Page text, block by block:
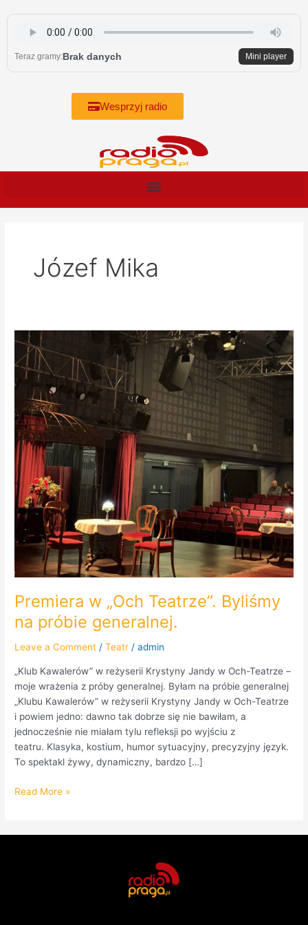
content
Teraz gramy:Brak danych Mini player
Wesprzyj radio
Józef Mika
Premiera w „Och Teatrze”. Byliśmy
na próbie generalnej.
Leave a Comment /Teatr /admin
„Klub Kawalerów” w reżyserii Krystyny Jandy w Och-Teatrze –
moje wrażenia z próby generalnej. Byłam na próbie generalnej
„Klubu Kawalerów” w reżyserii Krystyny Jandy w Och-Teatrze
i powiem jedno: dawno tak dobrze się nie bawiłam, a
jednocześnie nie miałam tylu refleksji po wyjściu z
teatru. Klasyka, kostium, humor sytuacyjny, precyzyjny język.
To spektakl żywy, dynamiczny, bardzo […]
Premiera
„Och
Teatrze”.
Byliśmy
na
próbie
generalnej.
Read More »